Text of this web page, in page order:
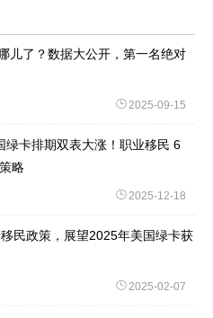
儿了？数据大公开，第一名绝对
2025-09-15
绿卡排期双表大涨！职业移民 6
略
2025-12-18
民政策，展望2025年美国绿卡获
2025-02-07